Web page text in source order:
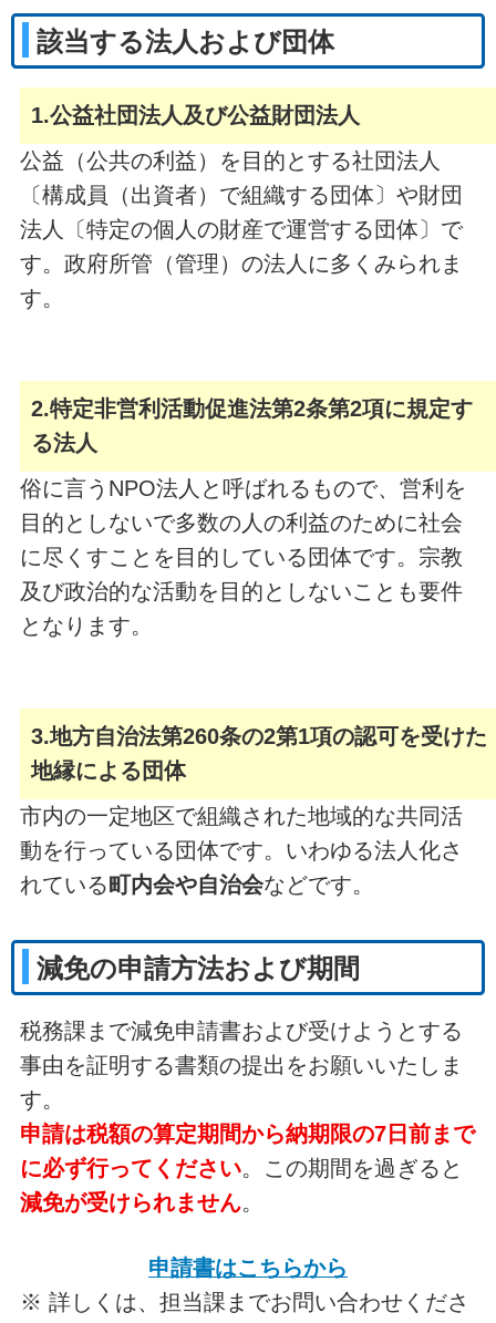
該当する法人および団体
1.公益社団法人及び公益財団法人
公益（公共の利益）を目的とする社団法人
〔構成員（出資者）で組織する団体〕や財団
法人〔特定の個人の財産で運営する団体〕で
す。政府所管（管理）の法人に多くみられま
す。
2.特定非営利活動促進法第2条第2項に規定す
る法人
俗に言うNPO法人と呼ばれるもので、営利を
目的としないで多数の人の利益のために社会
に尽くすことを目的している団体です。宗教
及び政治的な活動を目的としないことも要件
となります。
3.地方自治法第260条の2第1項の認可を受けた
地縁による団体
市内の一定地区で組織された地域的な共同活
動を行っている団体です。いわゆる法人化さ
れている町内会や自治会などです。
減免の申請方法および期間
税務課まで減免申請書および受けようとする
事由を証明する書類の提出をお願いいたしま
す。
申請は税額の算定期間から納期限の7日前まで
に必ず行ってください。この期間を過ぎると
減免が受けられません。
申請書はこちらから
※ 詳しくは、担当課までお問い合わせくださ